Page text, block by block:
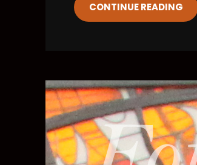
CONTINUE READING